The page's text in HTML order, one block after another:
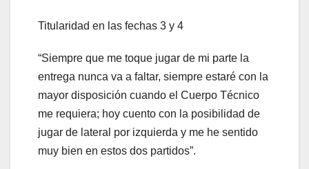
Titularidad en las fechas 3 y 4
“Siempre que me toque jugar de mi parte la
entrega nunca va a faltar, siempre estaré con la
mayor disposición cuando el Cuerpo Técnico
me requiera; hoy cuento con la posibilidad de
jugar de lateral por izquierda y me he sentido
muy bien en estos dos partidos”.